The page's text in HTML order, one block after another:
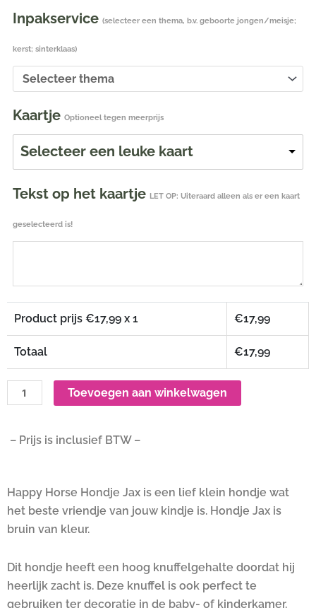
Inpakservice (selecteer een thema, b.v. geboorte jongen/meisje;
kerst; sinterklaas)
Kaartje Optioneel tegen meerprijs
Selecteer een leuke kaart
Tekst op het kaartje LET OP: Uiteraard alleen als er een kaart
geselecteerd is!
Product prijs €17,99 x 1 €17,99
Totaal €17,99
Toevoegen aan winkelwagen
– Prijs is inclusief BTW –
Happy Horse Hondje Jax is een lief klein hondje wat
het beste vriendje van jouw kindje is. Hondje Jax is
bruin van kleur.
Dit hondje heeft een hoog knuffelgehalte doordat hij
heerlijk zacht is. Deze knuffel is ook perfect te
gebruiken ter decoratie in de baby- of kinderkamer.